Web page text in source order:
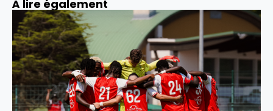
À lire également